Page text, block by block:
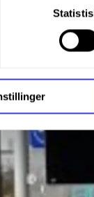
Du kan
«Lagre
teknologi,